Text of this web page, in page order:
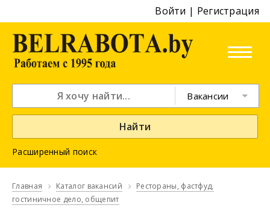
Войти | Регистрация
Вакансии
Найти
Расширенный поиск
Главная Каталог вакансий
Рестораны, фастфуд,
гостиничное дело, общепит